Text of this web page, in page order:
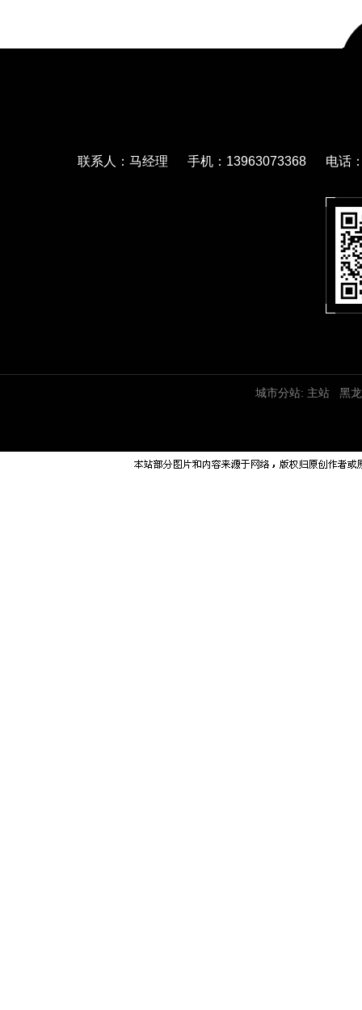
联系人：马经理 手机：13963073368 电话
城市分站: 主站 黑